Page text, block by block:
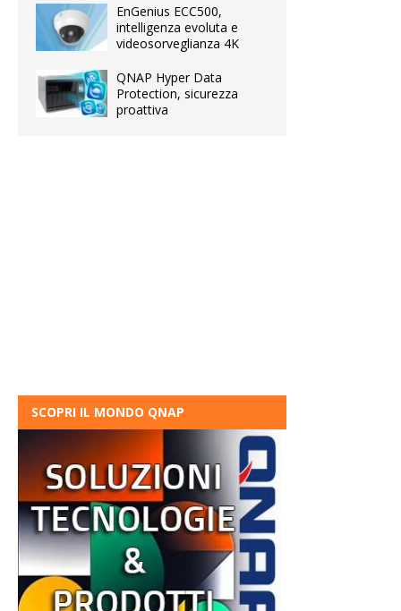
EnGenius ECC500,
intelligenza evoluta e
videosorveglianza 4K
QNAP Hyper Data
Protection, sicurezza
proattiva
SCOPRI IL MONDO QNAP